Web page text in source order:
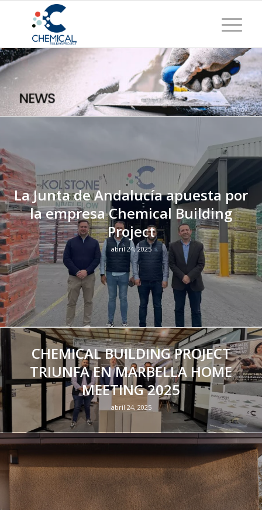
La Junta de Andalucía apuesta por
la empresa Chemical Building
Project
abril 24, 2025
CHEMICAL BUILDING PROJECT
TRIUNFA EN MARBELLA HOME
MEETING 2025
abril 24, 2025